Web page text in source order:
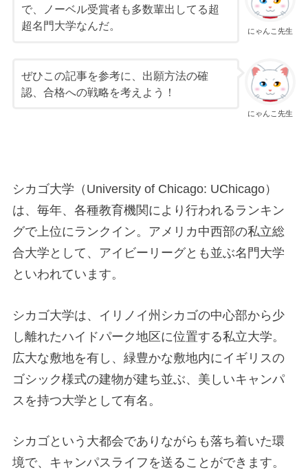
にゃんこ先生
で、ノーベル受賞者も多数輩出してる超
超名門大学なんだ。
にゃんこ先生
ぜひこの記事を参考に、出願方法の確
認、合格への戦略を考えよう！
シカゴ大学（University of Chicago: UChicago）
は、毎年、各種教育機関により行われるランキン
グで上位にランクイン。アメリカ中西部の私立総
合大学として、アイビーリーグとも並ぶ名門大学
といわれています。
シカゴ大学は、イリノイ州シカゴの中心部から少
し離れたハイドパーク地区に位置する私立大学。
広大な敷地を有し、緑豊かな敷地内にイギリスの
ゴシック様式の建物が建ち並ぶ、美しいキャンパ
スを持つ大学として有名。
シカゴという大都会でありながらも落ち着いた環
境で、キャンパスライフを送ることができます。